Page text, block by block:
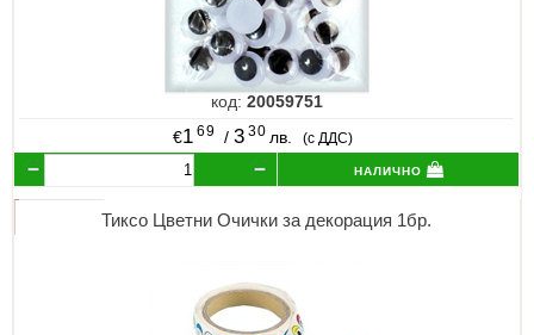
код: 20059751
€1 69 / 3 30 лв. (с ДДС)
налично
Тиксо Цветни Очички за декорация 1бр.